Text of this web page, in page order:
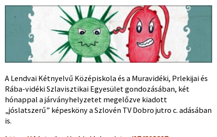
A Lendvai Kétnyelvű Középiskola és a Muravidéki, Prlekijai és
Rába-vidéki Szlavisztikai Egyesület gondozásában, két
hónappal a járványhelyzetet megelőzve kiadott
„jóslatszerű” képesköny a Szlovén TV Dobro jutro c. adásában
is.